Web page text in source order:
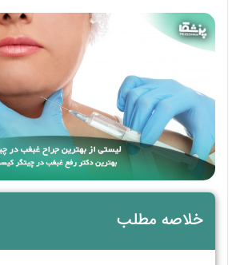
خلاصه مطلب